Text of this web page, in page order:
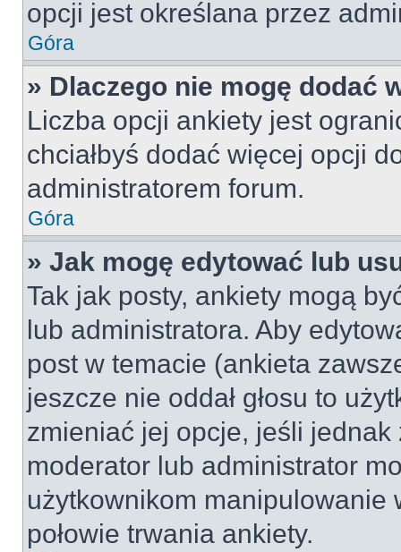
opcji jest określana przez
Góra
» Dlaczego nie mogę dodać
Liczba opcji ankiety jest
chciałbyś dodać więcej opcji
administratorem forum.
Góra
» Jak mogę edytować lub
Tak jak posty, ankiety mogą
lub administratora. Aby
post w temacie (ankieta
jeszcze nie oddał głosu to
zmieniać jej opcje, jeśli jednak
moderator lub administrator
użytkownikom manipulowanie
połowie trwania ankiety.